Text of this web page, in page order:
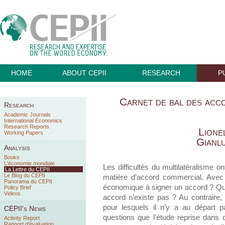
HOME ABOUT CEPII RESEARCH
Research
Academic Journals
International Economics
Research Reports
Working Papers
Analysis
Books
L'économie mondiale
La Lettre du CEPII
Le Blog du CEPII
Panorama du CEPII
Policy Brief
Videos
CEPII's News
Activity Report
Carnet de bal des
Les difficultés du multilatéralisme
matière d’accord commercial.
économique à signer un accord ?
accord n’existe pas ? Au
pour lesquels il n’y a au départ
questions que l’étude reprise dans